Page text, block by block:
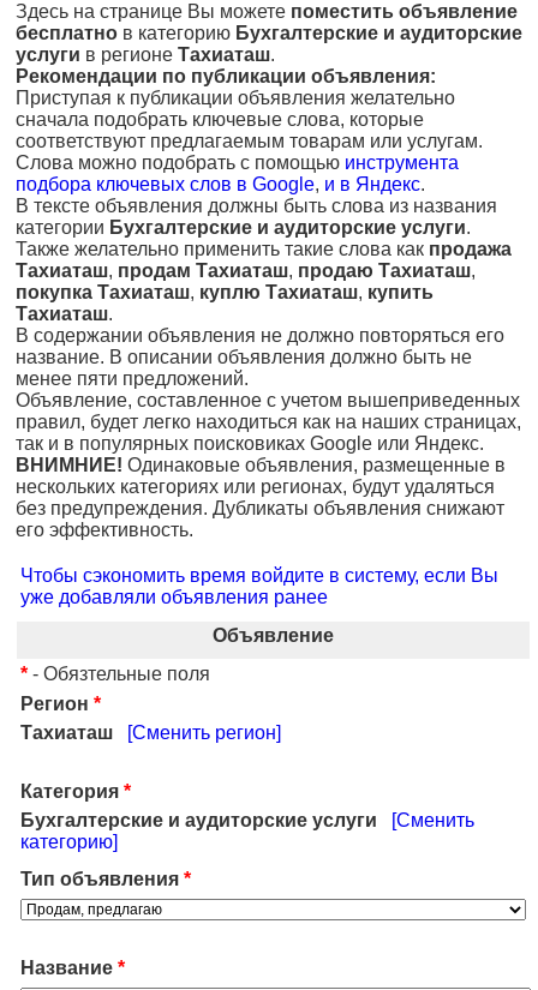
Здесь на странице Вы можете поместить объявление
бесплатно в категорию Бухгалтерские и аудиторские
услуги в регионе Тахиаташ.
Рекомендации по публикации объявления:
Приступая к публикации объявления желательно
сначала подобрать ключевые слова, которые
соответствуют предлагаемым товарам или услугам.
Слова можно подобрать с помощью инструмента
подбора ключевых слов в Google, и в Яндекс.
В тексте объявления должны быть слова из названия
категории Бухгалтерские и аудиторские услуги.
Также желательно применить такие слова как продажа
Тахиаташ, продам Тахиаташ, продаю Тахиаташ,
покупка Тахиаташ, куплю Тахиаташ, купить
Тахиаташ.
В содержании объявления не должно повторяться его
название. В описании объявления должно быть не
менее пяти предложений.
Объявление, составленное с учетом вышеприведенных
правил, будет легко находиться как на наших страницах,
так и в популярных поисковиках Google или Яндекс.
ВНИМНИЕ! Одинаковые объявления, размещенные в
нескольких категориях или регионах, будут удаляться
без предупреждения. Дубликаты объявления снижают
его эффективность.
Чтобы сэкономить время войдите в систему, если Вы
уже добавляли объявления ранее
Объявление
* - Обязтельные поля
Регион *
Тахиаташ
[Сменить регион]
Категория *
Бухгалтерские и аудиторские услуги
[Сменить
категорию]
Тип объявления *
Название *